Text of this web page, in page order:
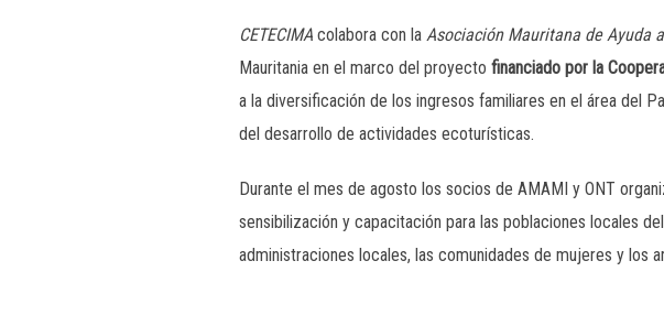
CETECIMA colabora con la Asociación Mauritana de Ayuda
Mauritania en el marco del proyecto financiado por la
a la diversificación de los ingresos familiares en el área del
del desarrollo de actividades ecoturísticas.
Durante el mes de agosto los socios de AMAMI y ONT
sensibilización y capacitación para las poblaciones locales
administraciones locales, las comunidades de mujeres y los